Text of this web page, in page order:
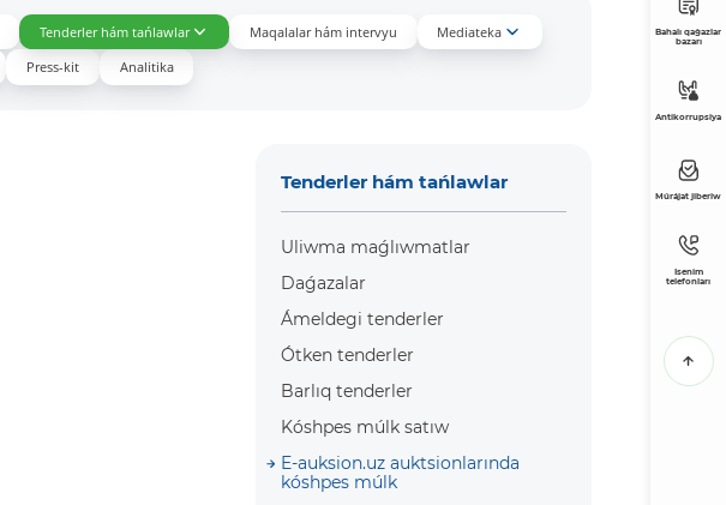
Tenderler hám tańlawlar Maqalalar hám intervyu
Mediateka
Press-kit Analitika
Tenderler hám tańlawlar
Uliwma maǵlıwmatlar
Daǵazalar
Ámeldegi tenderler
Ótken tenderler
Barlıq tenderler
Kóshpes múlk satıw
E-auksion.uz auktsionlarında
kóshpes múlk
Bahalı qaǵazlar
bazarı
Antikorrupsiya
Múrájat jiberiw
Isenim
telefonları